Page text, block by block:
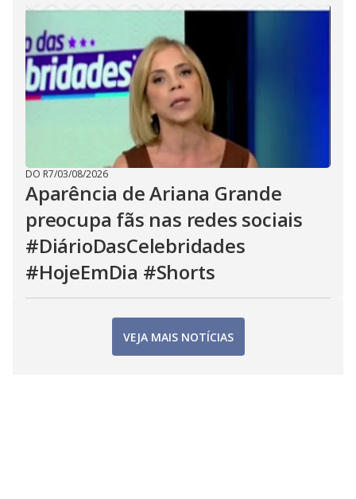
DO R7/03/08/2026
Aparência de Ariana Grande
preocupa fãs nas redes sociais
#DiárioDasCelebridades
#HojeEmDia #Shorts
VEJA MAIS NOTÍCIAS